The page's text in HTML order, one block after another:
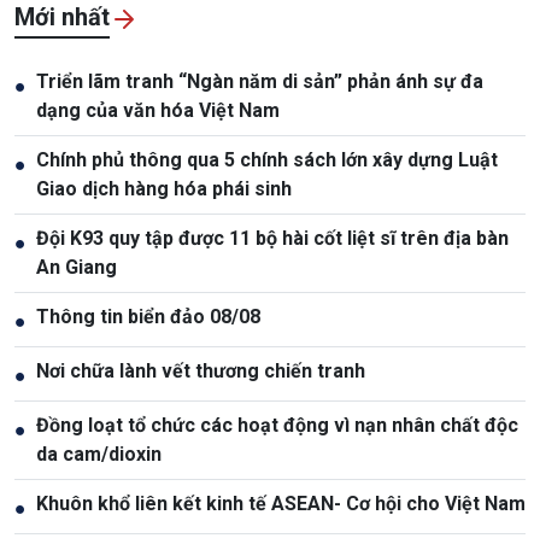
Mới nhất
● Triển lãm tranh “Ngàn năm di sản” phản ánh sự đa
dạng của văn hóa Việt Nam
● Chính phủ thông qua 5 chính sách lớn xây dựng Luật
Giao dịch hàng hóa phái sinh
● Đội K93 quy tập được 11 bộ hài cốt liệt sĩ trên địa bàn
An Giang
● Thông tin biển đảo 08/08
● Nơi chữa lành vết thương chiến tranh
● Đồng loạt tổ chức các hoạt động vì nạn nhân chất độc
da cam/dioxin
● Khuôn khổ liên kết kinh tế ASEAN- Cơ hội cho Việt Nam